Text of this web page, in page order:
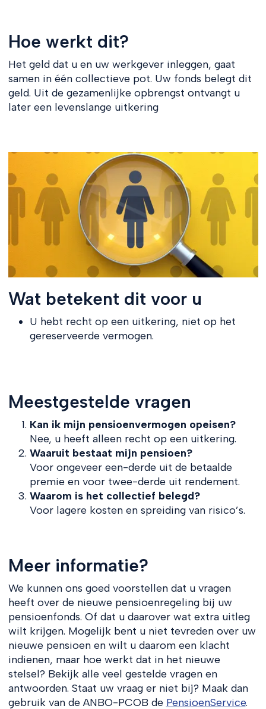
Hoe werkt dit?
Het geld dat u en uw werkgever inleggen, gaat
samen in één collectieve pot. Uw fonds belegt dit
geld. Uit de gezamenlijke opbrengst ontvangt u
later een levenslange uitkering
Wat betekent dit voor u
U hebt recht op een uitkering, niet op het
gereserveerde vermogen.
Meestgestelde vragen
Kan ik mijn pensioenvermogen opeisen?
Nee, u heeft alleen recht op een uitkering.
Waaruit bestaat mijn pensioen?
Voor ongeveer een-derde uit de betaalde
premie en voor twee-derde uit rendement.
Waarom is het collectief belegd?
Voor lagere kosten en spreiding van risico’s.
Meer informatie?
We kunnen ons goed voorstellen dat u vragen
heeft over de nieuwe pensioenregeling bij uw
pensioenfonds. Of dat u daarover wat extra uitleg
wilt krijgen. Mogelijk bent u niet tevreden over uw
nieuwe pensioen en wilt u daarom een klacht
indienen, maar hoe werkt dat in het nieuwe
stelsel? Bekijk alle veel gestelde vragen en
antwoorden. Staat uw vraag er niet bij? Maak dan
gebruik van de ANBO-PCOB de PensioenService.